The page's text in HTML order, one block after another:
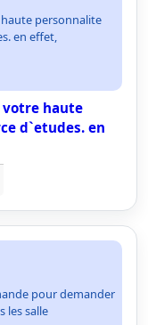
personnalite
en effet,
votre haute
d`etudes. en
pour demander
les salle